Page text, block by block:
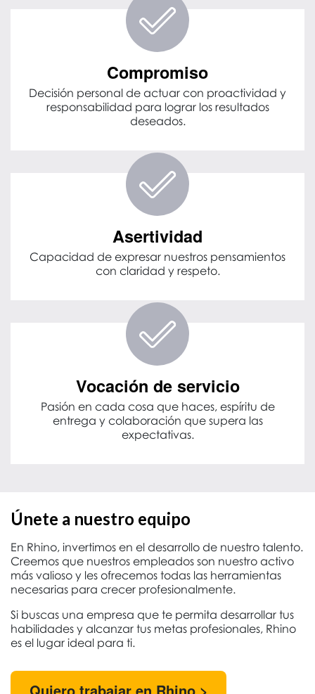
Compromiso
Decisión personal de actuar con proactividad y
responsabilidad para lograr los resultados
deseados.
Asertividad
Capacidad de expresar nuestros pensamientos
con claridad y respeto.
Vocación de servicio
Pasión en cada cosa que haces, espíritu de
entrega y colaboración que supera las
expectativas.
Únete a nuestro equipo
En Rhino, invertimos en el desarrollo de nuestro talento.
Creemos que nuestros empleados son nuestro activo
más valioso y les ofrecemos todas las herramientas
necesarias para crecer profesionalmente.
Si buscas una empresa que te permita desarrollar tus
habilidades y alcanzar tus metas profesionales, Rhino
es el lugar ideal para ti.